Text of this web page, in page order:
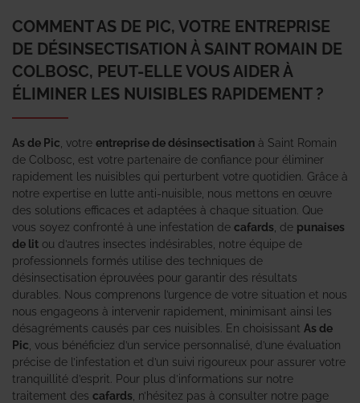
COMMENT AS DE PIC, VOTRE ENTREPRISE
DE DÉSINSECTISATION À SAINT ROMAIN DE
COLBOSC, PEUT-ELLE VOUS AIDER À
ÉLIMINER LES NUISIBLES RAPIDEMENT ?
As de Pic , votre entreprise de désinsectisation à Saint Romain
de Colbosc, est votre partenaire de confiance pour éliminer
rapidement les nuisibles qui perturbent votre quotidien. Grâce à
notre expertise en lutte anti-nuisible, nous mettons en œuvre
des solutions efficaces et adaptées à chaque situation. Que
vous soyez confronté à une infestation de cafards , de punaises
de lit ou d’autres insectes indésirables, notre équipe de
professionnels formés utilise des techniques de
désinsectisation éprouvées pour garantir des résultats
durables. Nous comprenons l’urgence de votre situation et nous
nous engageons à intervenir rapidement, minimisant ainsi les
désagréments causés par ces nuisibles. En choisissant As de
Pic , vous bénéficiez d’un service personnalisé, d’une évaluation
précise de l’infestation et d’un suivi rigoureux pour assurer votre
tranquillité d’esprit. Pour plus d’informations sur notre
traitement des cafards , n’hésitez pas à consulter notre page